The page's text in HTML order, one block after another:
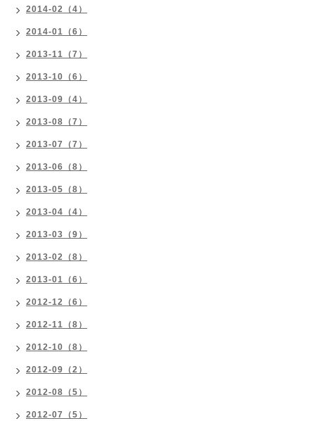
2014-02（4）
2014-01（6）
2013-11（7）
2013-10（6）
2013-09（4）
2013-08（7）
2013-07（7）
2013-06（8）
2013-05（8）
2013-04（4）
2013-03（9）
2013-02（8）
2013-01（6）
2012-12（6）
2012-11（8）
2012-10（8）
2012-09（2）
2012-08（5）
2012-07（5）